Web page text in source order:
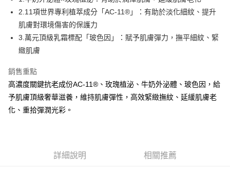
華南商業銀行
彰化商業銀行
上海商業儲蓄銀行
台北富邦商業銀行
國泰世華商業銀行
臺灣中小企業銀行
台中商業銀行
匯豐（台灣）商業銀行
聯邦商業銀行
元大商業銀行
台新國際商業銀行
中國信託商業銀行
台灣樂天信用卡公司
華南商業銀行
彰化商業銀行
上海商業儲蓄銀行
國泰世華商業銀行
兆豐國際商業銀行
臺灣中小企業銀行
聯邦商業銀行
元大商業銀行
永豐商業銀行
玉山商業銀行
星展（台灣）商業銀行
台灣樂天信用卡公司
超商取貨付款
LINE Pay
Apple Pay
街口支付
悠遊付
2.11項世界專利植萃成分「AC-11®」：有助於淡化細紋、提升
肌膚對環境傷害的保護力
3.萬元頂級乳霜標配「玻色因」：賦予肌膚彈力，撫平細紋、緊
緻肌膚
銷售重點
高濃度關鍵抗老成份AC-11®、玫瑰植泌、牛奶外泌體、玻色因，給
予肌膚頂級奢華滋養，維持肌膚彈性，高效緊緻撫紋、延緩肌膚老
化、重拾彈潤光彩。
詳細說明 相關推薦